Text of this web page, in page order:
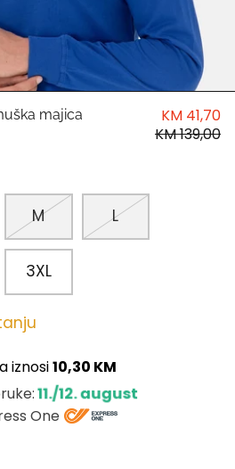
majica
KM 41,70
KM 139,00
M L
3XL
iznosi10,30 KM
11./12. august
One